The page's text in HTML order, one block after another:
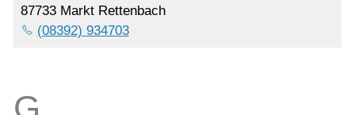
87733 Markt Rettenbach
(08392) 934703